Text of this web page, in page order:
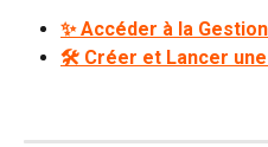
✨ Accéder à la
🛠️ Créer et Lancer